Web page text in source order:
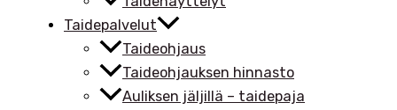
Taidepalvelut
Taideohjaus
Taideohjauksen hinnasto
Auliksen jäljillä – taidepaja